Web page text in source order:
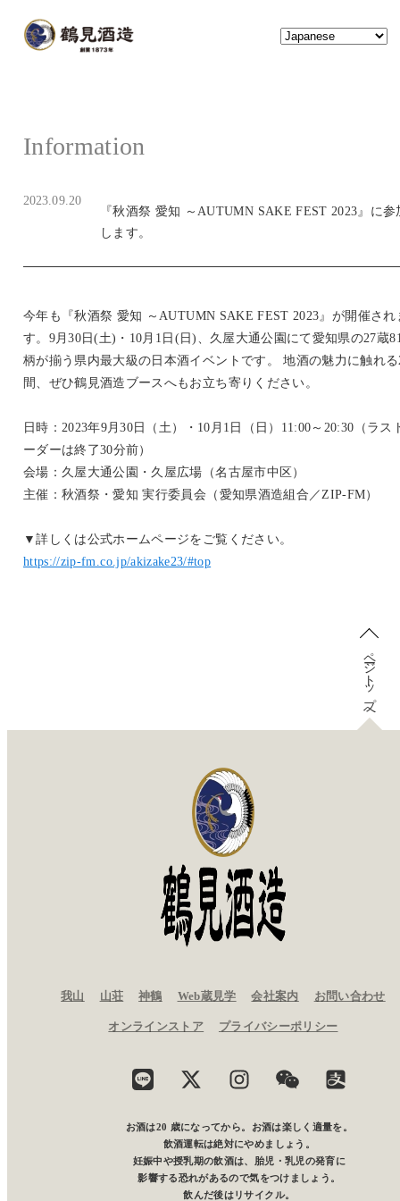
『秋酒祭 愛知 ～AUTUMN SAKE FEST 2023』に参
します。
2023.09.20
今年も『秋酒祭 愛知 ～AUTUMN SAKE FEST 2023』が開催され
す。9月30日(土)・10月1日(日)、久屋大通公園にて愛知県の27蔵
柄が揃う県内最大級の日本酒イベントです。 地酒の魅力に触れ
間、ぜひ鶴見酒造ブースへもお立ち寄りください。
日時：2023年9月30日（土）・10月1日（日）11:00～20:30（ラス
ーダーは終了30分前）
会場：久屋大通公園・久屋広場（名古屋市中区）
主催：秋酒祭・愛知 実行委員会（愛知県酒造組合／ZIP-FM）
▼詳しくは公式ホームページをご覧ください。
https://zip-fm.co.jp/akizake23/#top
ページトップへ
愛知県津島市百町字旭 46 番地
我山 山荘 神鶴 Web蔵見学 会社案内 お問い合わせ
オンラインストア プライバシーポリシー
お酒は20 歳になってから。お酒は楽しく適量を。
飲酒運転は絶対にやめましょう。
妊娠中や授乳期の飲酒は、胎児・乳児の発育に
影響する恐れがあるので気をつけましょう。
飲んだ後はリサイクル。